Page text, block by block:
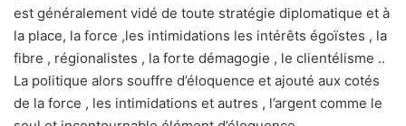
est généralement vidé de toute stratégie diplomatique et à
la place, la force ,les intimidations les intérêts égoïstes , la
fibre , régionalistes , la forte démagogie , le clientélisme ..
La politique alors souffre d’éloquence et ajouté aux cotés
de la force , les intimidations et autres , l’argent comme le